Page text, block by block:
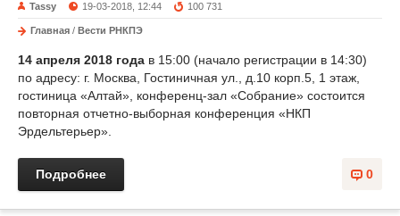
Tassy 19-03-2018, 12:44 100 731
Главная / Вести РНКПЭ
14 апреля 2018 года в 15:00 (начало регистрации в 14:30)
по адресу: г. Москва, Гостиничная ул., д.10 корп.5, 1 этаж,
гостиница «Алтай», конференц-зал «Собрание» состоится
повторная отчетно-выборная конференция «НКП
Эрдельтерьер».
0
Подробнее